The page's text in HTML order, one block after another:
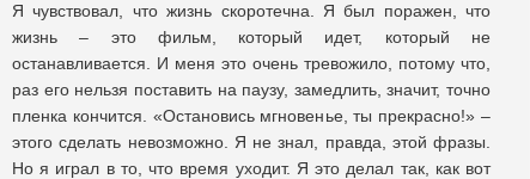
Я чувствовал, что жизнь скоротечна. Я был поражен, что
жизнь – это фильм, который идет, который не
останавливается. И меня это очень тревожило, потому что,
раз его нельзя поставить на паузу, замедлить, значит, точно
пленка кончится. «Остановись мгновенье, ты прекрасно!» –
этого сделать невозможно. Я не знал, правда, этой фразы.
Но я играл в то, что время уходит. Я это делал так, как вот